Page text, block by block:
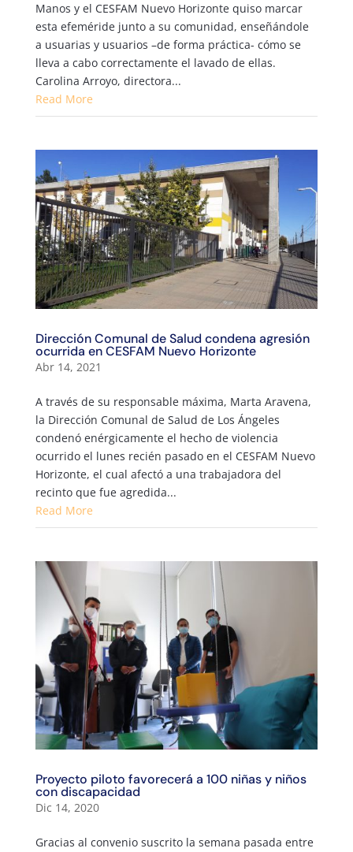
Manos y el CESFAM Nuevo Horizonte quiso marcar
esta efeméride junto a su comunidad, enseñándole
a usuarias y usuarios –de forma práctica- cómo se
lleva a cabo correctamente el lavado de ellas.
Carolina Arroyo, directora...
Read More
Dirección Comunal de Salud condena agresión
ocurrida en CESFAM Nuevo Horizonte
Abr 14, 2021
A través de su responsable máxima, Marta Aravena,
la Dirección Comunal de Salud de Los Ángeles
condenó enérgicamente el hecho de violencia
ocurrido el lunes recién pasado en el CESFAM Nuevo
Horizonte, el cual afectó a una trabajadora del
recinto que fue agredida...
Read More
Proyecto piloto favorecerá a 100 niñas y niños
con discapacidad
Dic 14, 2020
Gracias al convenio suscrito la semana pasada entre